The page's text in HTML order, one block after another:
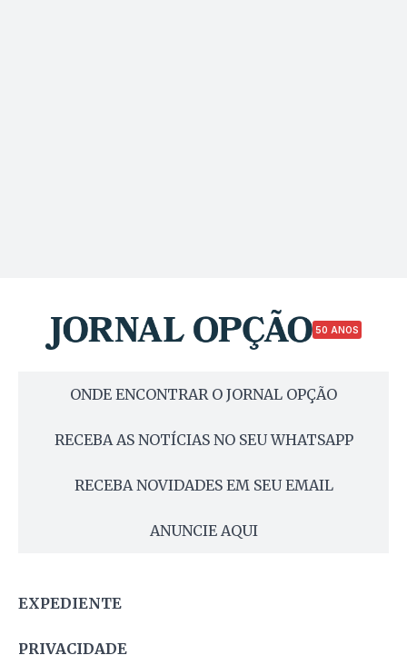
50 ANOS
ONDE ENCONTRAR O JORNAL OPÇÃO
RECEBA AS NOTÍCIAS NO SEU WHATSAPP
RECEBA NOVIDADES EM SEU EMAIL
ANUNCIE AQUI
EXPEDIENTE
PRIVACIDADE